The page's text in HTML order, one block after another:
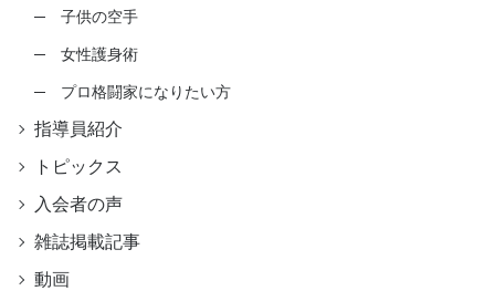
子供の空手
女性護身術
プロ格闘家になりたい方
指導員紹介
トピックス
入会者の声
雑誌掲載記事
動画